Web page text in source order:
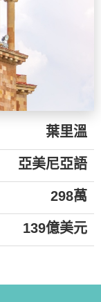
葉里溫
亞美尼亞語
298萬
139億美元